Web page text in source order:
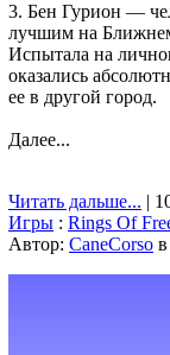
3. Бен Гурион —
лучшим на Ближнем
Испытала на
оказались
ее в другой город.
Далее...
Читать дальше... |
Игры : Rings Of
Автор: CaneCorso